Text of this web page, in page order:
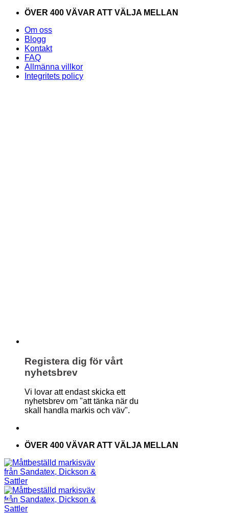
Skip
content
ÖVER 400 VÄVAR ATT VÄLJA MELLAN
Om oss
Blogg
Kontakt
FAQ
Allmänna villkor
Integritets policy
Registera dig för vårt
nyhetsbrev
Vi lovar att endast skicka ett
nyhetsbrev om "att tänka när du
skall handla markis och väv".
ÖVER 400 VÄVAR ATT VÄLJA MELLAN